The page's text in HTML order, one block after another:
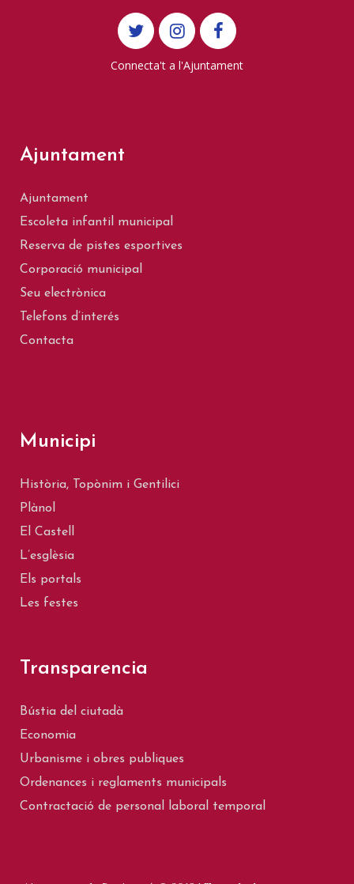
Connecta't a l'Ajuntament
Ajuntament
Ajuntament
Escoleta infantil municipal
Reserva de pistes esportives
Corporació municipal
Seu electrònica
Telefons d’interés
Contacta
Municipi
Història, Topònim i Gentilici
Plànol
El Castell
L’esglèsia
Els portals
Les festes
Transparencia
Bústia del ciutadà
Economia
Urbanisme i obres publiques
Ordenances i reglaments municipals
Contractació de personal laboral temporal